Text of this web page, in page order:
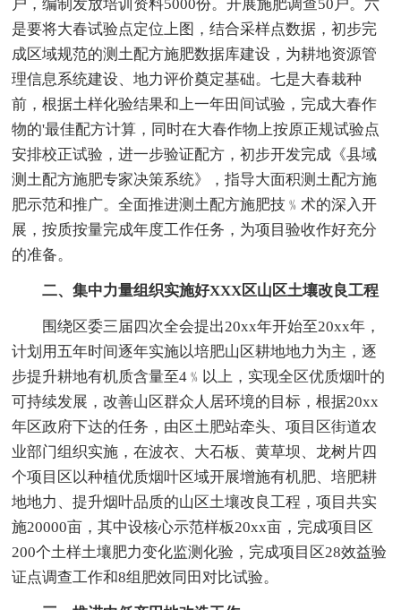
户，编制发放培训资料5000份。开展施肥调查50户。六
是要将大春试验点定位上图，结合采样点数据，初步完
成区域规范的测土配方施肥数据库建设，为耕地资源管
理信息系统建设、地力评价奠定基础。七是大春栽种
前，根据土样化验结果和上一年田间试验，完成大春作
物的'最佳配方计算，同时在大春作物上按原正规试验点
安排校正试验，进一步验证配方，初步开发完成《县域
测土配方施肥专家决策系统》，指导大面积测土配方施
肥示范和推广。全面推进测土配方施肥技﹪术的深入开
展，按质按量完成年度工作任务，为项目验收作好充分
的准备。
二、集中力量组织实施好XXX区山区土壤改良工程
围绕区委三届四次全会提出20xx年开始至20xx年，
计划用五年时间逐年实施以培肥山区耕地地力为主，逐
步提升耕地有机质含量至4﹪以上，实现全区优质烟叶的
可持续发展，改善山区群众人居环境的目标，根据20xx
年区政府下达的任务，由区土肥站牵头、项目区街道农
业部门组织实施，在波衣、大石板、黄草坝、龙树片四
个项目区以种植优质烟叶区域开展增施有机肥、培肥耕
地地力、提升烟叶品质的山区土壤改良工程，项目共实
施20000亩，其中设核心示范样板20xx亩，完成项目区
200个土样土壤肥力变化监测化验，完成项目区28效益验
证点调查工作和8组肥效同田对比试验。